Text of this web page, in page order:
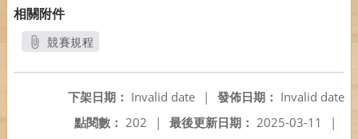
相關附件
競賽規程
發佈日期： Invalid date
下架日期： Invalid date
|
最後更新日期： 2025-03-11 |
點閱數： 202 |